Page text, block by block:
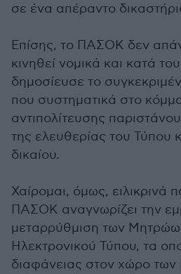
σε ένα απέραντο
Επίσης, το ΠΑΣΟΚ δεν
κινηθεί νομικά και κατά
δημοσίευσε το
που συστηματικά στο
αντιπολίτευσης
της ελευθερίας του Τύπου
δικαίου.
Χαίρομαι, όμως, ειλικρινά
ΠΑΣΟΚ αναγνωρίζει την
μεταρρύθμιση των
Ηλεκτρονικού Τύπου, τα
διαφάνειας στον χώρο